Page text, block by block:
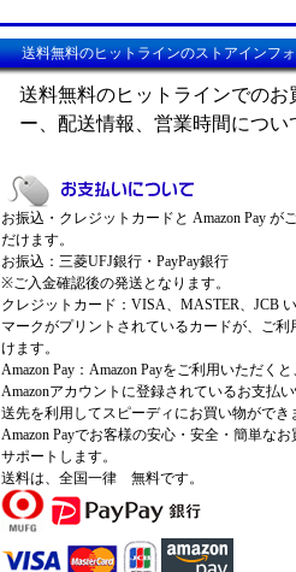
送料無料のヒットラインのストアインフ
送料無料のヒットラインでの
ー、配送情報、営業時間につ
お振込・クレジットカードと Amazon Pay が
だけます。
お振込：三菱UFJ銀行・PayPay銀行
※ご入金確認後の発送となります。
クレジットカード：VISA、MASTER、JCB
マークがプリントされているカードが、ご利
けます。
Amazon Pay：Amazon Payをご利用いただく
Amazonアカウントに登録されているお支払
送先を利用してスピーディにお買い物ができ
Amazon Payでお客様の安心・安全・簡単な
サポートします。
送料は、全国一律 無料です。